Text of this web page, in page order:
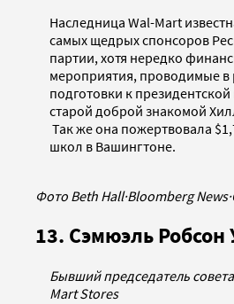
Наследница Wal-Mart
самых щедрых спонсоров
партии, хотя нередко
мероприятия, проводимые в
подготовки к
старой доброй знакомой
Так же она пожертвовала
школ в Вашингтоне.
Фото Beth Hall·Bloomberg News·
13. Сэмюэль Робсон
Бывший председатель
Mart Stores